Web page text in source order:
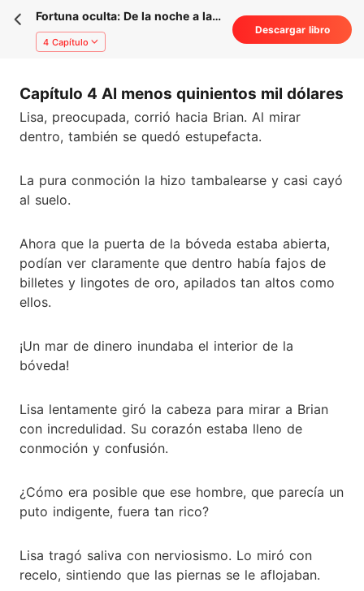
Fortuna oculta: De la noche a la
mañana, la vida de un billonario
4 Capítulo
Descargar libro
Capítulo 4 Al menos quinientos mil dólares
Lisa, preocupada, corrió hacia Brian. Al mirar
dentro, también se quedó estupefacta.
La pura conmoción la hizo tambalearse y casi cayó
al suelo.
Ahora que la puerta de la bóveda estaba abierta,
podían ver claramente que dentro había fajos de
billetes y lingotes de oro, apilados tan altos como
ellos.
¡Un mar de dinero inundaba el interior de la
bóveda!
Lisa lentamente giró la cabeza para mirar a Brian
con incredulidad. Su corazón estaba lleno de
conmoción y confusión.
¿Cómo era posible que ese hombre, que parecía un
puto indigente, fuera tan rico?
Lisa tragó saliva con nerviosismo. Lo miró con
recelo, sintiendo que las piernas se le aflojaban.